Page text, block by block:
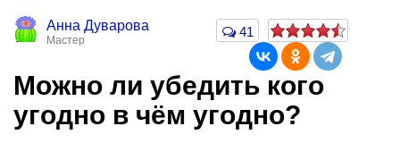
Анна Дуварова
Мастер
41
Можно ли убедить кого
угодно в чём угодно?